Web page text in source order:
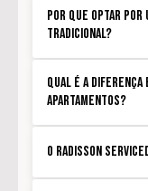
Por que optar por
tradicional?
Qual é a
apartamentos?
O Radisson